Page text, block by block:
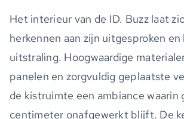
Het interieur van de ID. Buzz laat
herkennen aan zijn uitgesproken en
uitstraling. Hoogwaardige
panelen en zorgvuldig geplaatste
de kistruimte een ambiance waarin
centimeter onafgewerkt blijft. De